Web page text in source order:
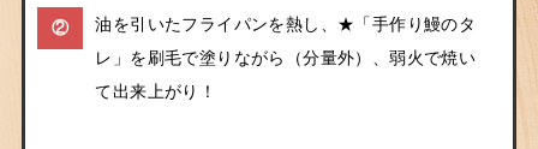
②
油を引いたフライパンを熱し、★「手作り鰻のタ
レ」を刷毛で塗りながら（分量外）、弱火で焼い
て出来上がり！